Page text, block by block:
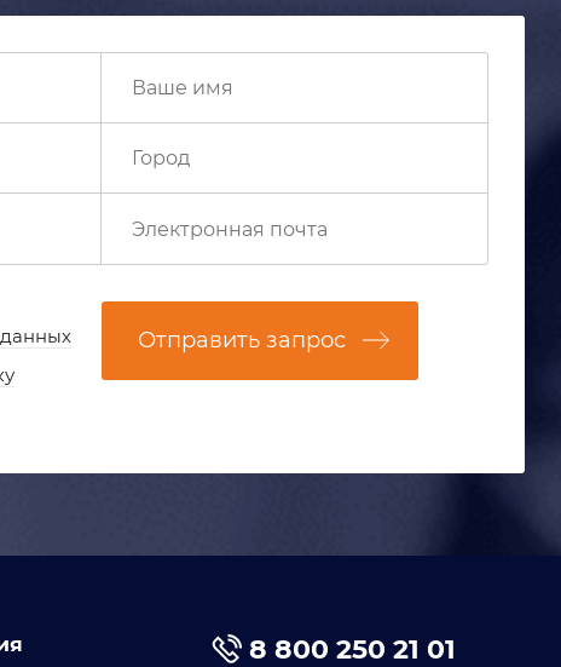
Отправить запрос
8 800 250 21 01